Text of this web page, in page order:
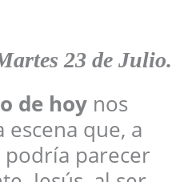
23 de Julio.
de hoynos
que, a
parecer